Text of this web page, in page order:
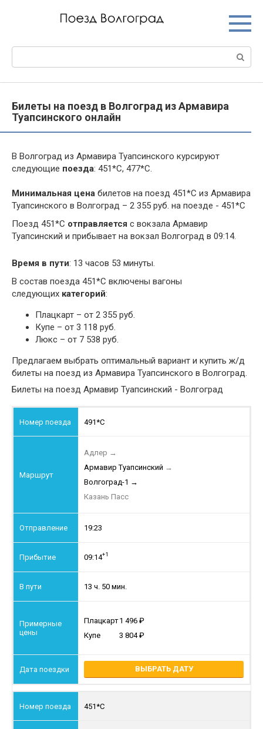
Билеты на поезд в Волгоград из Армавира
Туапсинского онлайн
В Волгоград из Армавира Туапсинского курсируют
следующие поезда: 451*С, 477*С.
Минимальная цена билетов на поезд 451*С из Армавира
Туапсинского в Волгоград – 2 355 руб. на поезде - 451*С
Поезд 451*С отправляется с вокзала Армавир
Туапсинский и прибывает на вокзал Волгоград в 09:14.
Время в пути: 13 часов 53 минуты.
В состав поезда 451*С включены вагоны
следующих категорий:
Плацкарт – от 2 355 руб.
Купе – от 3 118 руб.
Люкс – от 7 538 руб.
Предлагаем выбрать оптимальный вариант и купить ж/д
билеты на поезд из Армавира Туапсинского в Волгоград.
Билеты на поезд Армавир Туапсинский - Волгоград
491*С
Адлер →
Армавир Туапсинский →
Волгоград-1 →
Казань Пасс
19:23
09:14+1
13 ч. 50 мин.
Плацкарт1 496
Купе
3 804
ВЫБРАТЬ ДАТУ
451*С